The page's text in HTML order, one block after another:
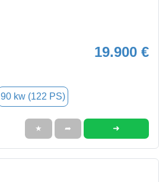
19.900 €
90 kw (122 PS)
★ ➦ ➜